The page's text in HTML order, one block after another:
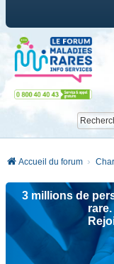
Accueil du forum
3 millions de